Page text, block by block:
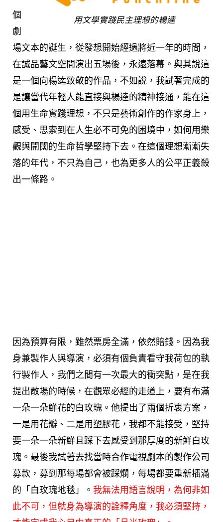
用文學實踐民主理想的楊逵
個
劇
場文本的誕生，從發想開始經過將近一年的時間，
在誠品藝文空間演出五場後，永遠落幕。與其說這
是一個向楊逵致敬的作品，不如說，我試著完成的
是讓當代年輕人能直接與楊逵的精神接通，能在這
個用生命實踐理想，不只是藝術創作的作家身上，
感受、思索到在人生必不可免的困境中，如何用樂
觀與開闊的生命哲學堅持下去。在這個理想漸漸失
落的年代，不只為自己，也為更多人的公平正義殺
出一條路。
因為預算有限，雖然票房全滿，依然賠錢。因為我
身兼製作人與導演，必須有個負責看守我荷包的執
行製作人，我們之間有一次最大的衝突點，是在我
提出散場的時候，在觀眾必經的走道上，要有布滿
一朵一朵鮮花的白玫瑰。他提出了兩個折衷方案，
一是用花瓣、二是用塑膠花，我都不能接受，堅持
要一朵一朵新鮮且踩下去感受到那厚度的新鮮白玫
瑰。最後我試著去找當時合作電視劇本的製作公司
募款，募到那每場都會被踩爛，每場都要重新插滿
的「白玫瑰地毯」。 我無法用語言說明，為何非如
此不可，但就身為導演的詮釋角度，我必須堅持，